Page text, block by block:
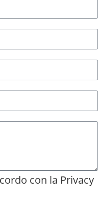
con la Privacy